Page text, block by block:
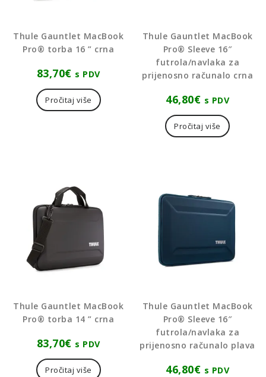
Thule Gauntlet MacBook
Pro® torba 16 ” crna
83,70€ s PDV
Pročitaj više
Thule Gauntlet MacBook
Pro® Sleeve 16″
futrola/navlaka za
prijenosno računalo crna
46,80€ s PDV
Pročitaj više
Thule Gauntlet MacBook
Pro® torba 14 ” crna
83,70€ s PDV
Pročitaj više
Thule Gauntlet MacBook
Pro® Sleeve 16″
futrola/navlaka za
prijenosno računalo plava
46,80€ s PDV